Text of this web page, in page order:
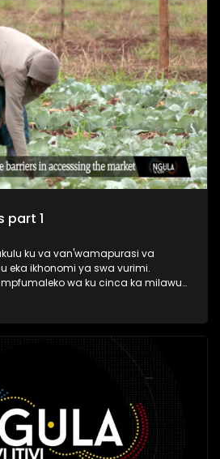
part 1
ku va van'wamapurasi va
eka ikhonomi ya swa vurimi.
wa ku cinca ka milawu